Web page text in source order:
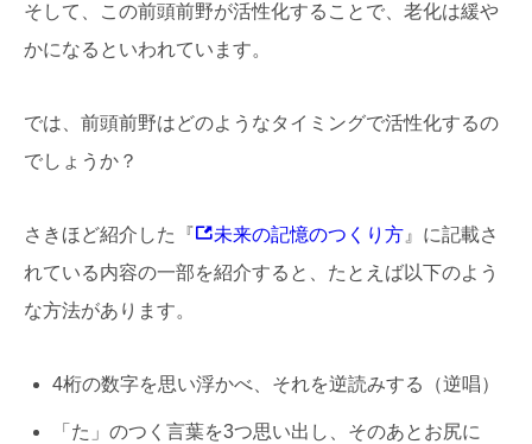
そして、この前頭前野が活性化することで、老化は緩や
かになるといわれています。
では、前頭前野はどのようなタイミングで活性化するの
でしょうか？
さきほど紹介した『 未来の記憶のつくり方 』に記載さ
れている内容の一部を紹介すると、たとえば以下のよう
な方法があります。
4桁の数字を思い浮かべ、それを逆読みする（逆唱）
「た」のつく言葉を3つ思い出し、そのあとお尻に